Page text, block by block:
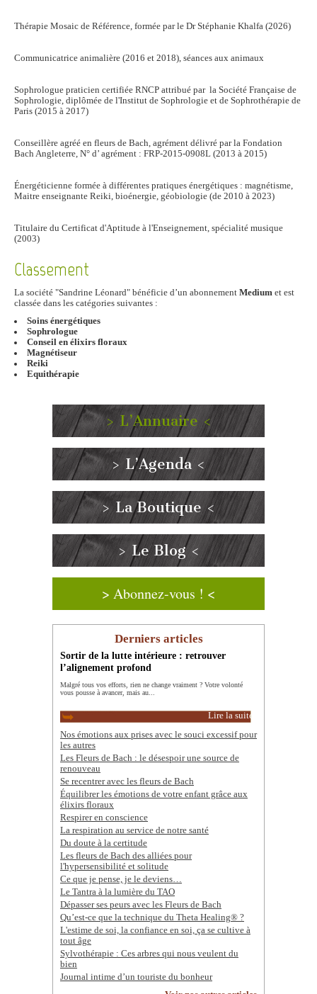
Thérapie Mosaic de Référence, formée par le Dr Stéphanie Khalfa (2026)
Communicatrice animalière (2016 et 2018), séances aux animaux
Sophrologue praticien certifiée RNCP attribué par la Société Française de
Sophrologie, diplômée de l'Institut de Sophrologie et de Sophrothérapie de
Paris (2015 à 2017)
Conseillère agréé en fleurs de Bach, agrément délivré par la Fondation
Bach Angleterre, N° d’ agrément : FRP-2015-0908L (2013 à 2015)
Énergéticienne formée à différentes pratiques énergétiques : magnétisme,
Maitre enseignante Reiki, bioénergie, géobiologie (de 2010 à 2023)
Titulaire du Certificat d'Aptitude à l'Enseignement, spécialité musique
(2003)
Classement
La société "Sandrine Léonard" bénéficie d’un abonnement Medium et est
classée dans les catégories suivantes :
Soins énergétiques
Sophrologue
Conseil en élixirs floraux
Magnétiseur
Reiki
Equithérapie
> L’Annuaire <
> L’Agenda <
> La Boutique <
> Le Blog <
> Abonnez-vous ! <
Derniers articles
Sortir de la lutte intérieure : retrouver
l’alignement profond
Malgré tous vos efforts, rien ne change vraiment ? Votre volonté
vous pousse à avancer, mais au...
Lire la suite
Nos émotions aux prises avec le souci excessif pour
les autres
Les Fleurs de Bach : le désespoir une source de
renouveau
Se recentrer avec les fleurs de Bach
Équilibrer les émotions de votre enfant grâce aux
élixirs floraux
Respirer en conscience
La respiration au service de notre santé
Du doute à la certitude
Les fleurs de Bach des alliées pour
l'hypersensibilité et solitude
Ce que je pense, je le deviens…
Le Tantra à la lumière du TAO
Dépasser ses peurs avec les Fleurs de Bach
Qu’est-ce que la technique du Theta Healing® ?
L'estime de soi, la confiance en soi, ça se cultive à
tout âge
Sylvothérapie : Ces arbres qui nous veulent du
bien
Journal intime d’un touriste du bonheur